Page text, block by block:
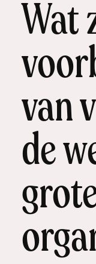
Wat
van
de